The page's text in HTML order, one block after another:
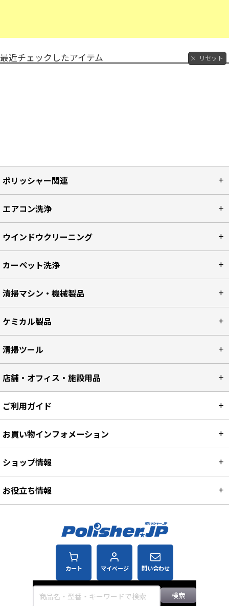
最近チェックしたアイテム リセット
ポリッシャー関連
エアコン洗浄
ウインドウクリーニング
カーペット洗浄
清掃マシン・機械製品
ケミカル製品
清掃ツール
店舗・オフィス・施設用品
カート マイページ 問い合わせ
検索
ご利用ガイド
お買い物インフォメーション
ショップ情報
お役立ち情報